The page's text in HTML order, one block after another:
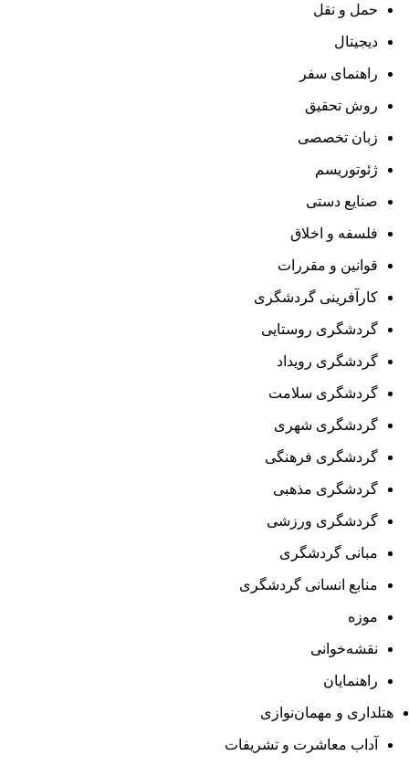
حمل و نقل
دیجیتال
راهنمای سفر
روش تحقیق
زبان تخصصی
ژئوتوریسم
صنایع دستی
فلسفه و اخلاق
قوانین و مقررات
کارآفرینی گردشگری
گردشگری روستایی
گردشگری رویداد
گردشگری سلامت
گردشگری شهری
گردشگری فرهنگی
گردشگری مذهبی
گردشگری ورزشی
مبانی گردشگری
منابع انسانی گردشگری
موزه
نقشه‌خوانی
راهنمایان
هتلداری و مهمان‌نوازی
آداب معاشرت و تشریفات